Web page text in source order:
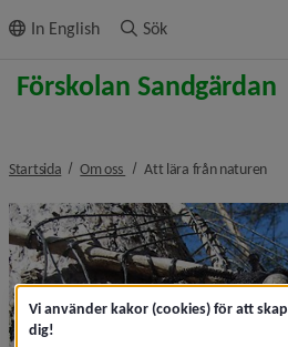
innehållet
In English Sök
Startsida Om oss nivå i brödsmulenavigeringen
Att lära från naturen
Vi använder kakor (cookies) för att
dig!